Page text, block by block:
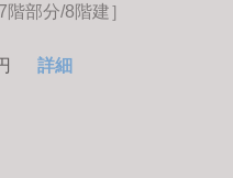
部分/8階建］
詳細